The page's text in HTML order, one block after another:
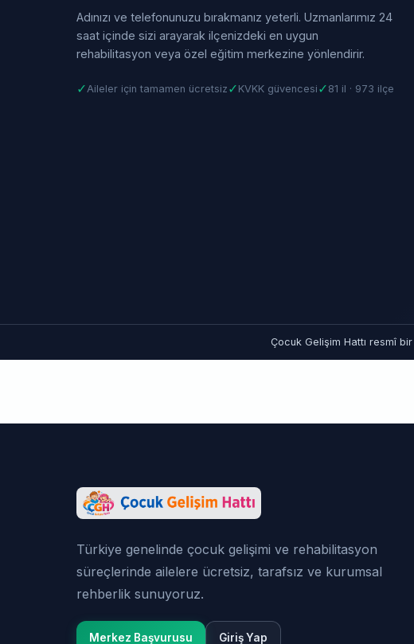
Adınızı ve telefonunuzu bırakmanız yeterli. Uzmanlarımız 24
saat içinde sizi arayarak ilçenizdeki en uygun
rehabilitasyon veya özel eğitim merkezine yönlendirir.
✓ Aileler için tamamen ücretsiz ✓ KVKK güvencesi ✓ 81 il · 973 ilçe
Çocuk Gelişim Hattı resmî
Türkiye genelinde çocuk gelişimi ve rehabilitasyon
süreçlerinde ailelere ücretsiz, tarafsız ve kurumsal
rehberlik sunuyoruz.
Merkez Başvurusu Giriş Yap